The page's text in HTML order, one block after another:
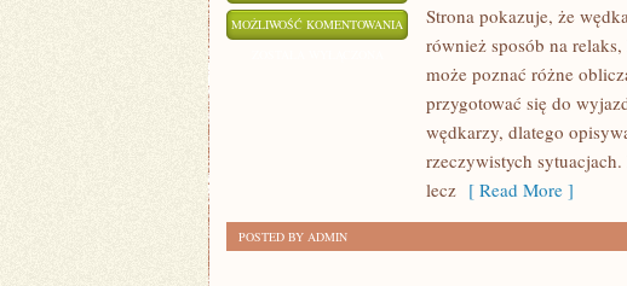
MOŻLIWOŚĆ KOMENTOWANIA ETYKA
WĘDKARSKA
Strona pokazuje, że
również sposób na
może poznać różne
przygotować się do
wędkarzy, dlatego
rzeczywistych
lecz [ Read More ]
POSTED BY ADMIN